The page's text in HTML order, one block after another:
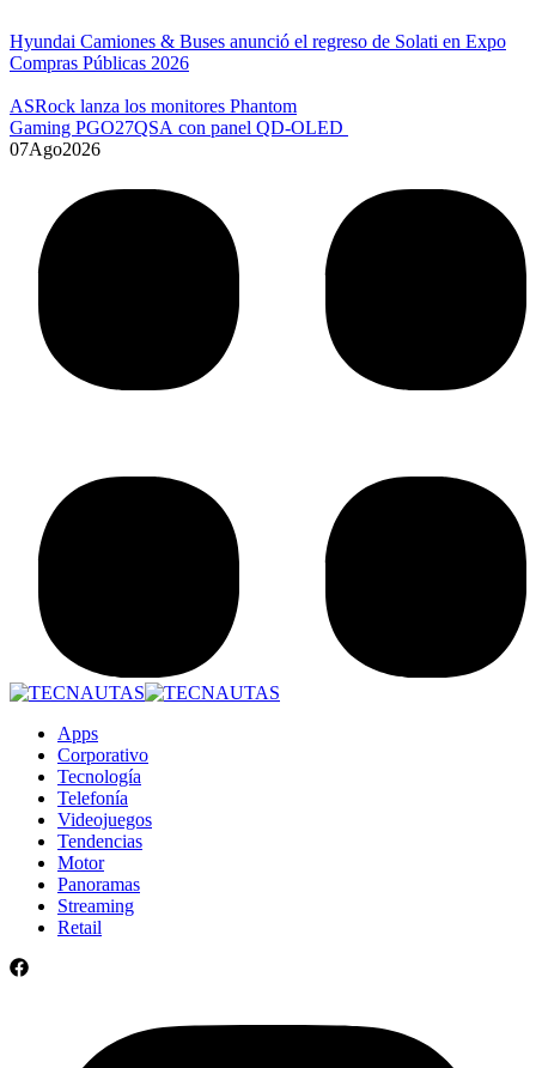
Hyundai Camiones & Buses anunció el regreso de Solati en Expo
Compras Públicas 2026
ASRock lanza los monitores Phantom
Gaming PGO27QSA con panel QD-OLED
07Ago2026
Apps
Corporativo
Tecnología
Telefonía
Videojuegos
Tendencias
Motor
Panoramas
Streaming
Retail